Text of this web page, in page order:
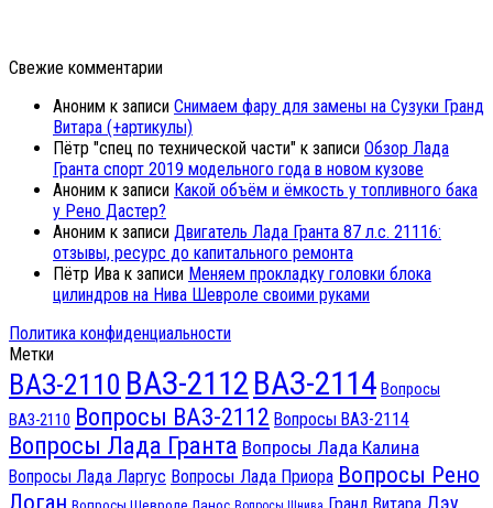
Свежие комментарии
Аноним к записи Снимаем фару для замены на Сузуки Гранд
Витара (+артикулы)
Пётр "спец по технической части" к записи Обзор Лада
Гранта спорт 2019 модельного года в новом кузове
Аноним к записи Какой объём и ёмкость у топливного бака
у Рено Дастер?
Аноним к записи Двигатель Лада Гранта 87 л.с. 21116:
отзывы, ресурс до капитального ремонта
Пётр Ива к записи Меняем прокладку головки блока
цилиндров на Нива Шевроле своими руками
Политика конфиденциальности
Метки
ВАЗ-2110 ВАЗ-2112 ВАЗ-2114 Вопросы
ВАЗ-2110 Вопросы ВАЗ-2112 Вопросы ВАЗ-2114
Вопросы Лада Гранта Вопросы Лада Калина
Вопросы Лада Ларгус Вопросы Лада Приора Вопросы Рено
Логан
Гранд Витара Дэу